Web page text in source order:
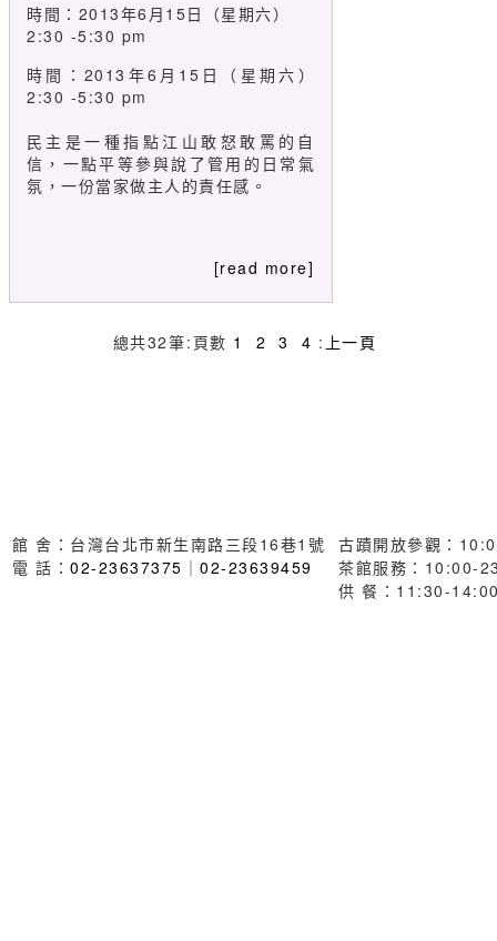
時間：2013年6月15日（星期六）
2:30 -5:30 pm
時間：2013年6月15日（星期六）
2:30 -5:30 pm
民主是一種指點江山敢怒敢罵的自
信，一點平等參與說了管用的日常氣
氛，一份當家做主人的責任感。
[read more]
總共32筆: 頁數 1 2 3 4 : 上一頁
館 舍：台灣台北市新生南路三段16巷1號
電 話： 02-23637375 ｜ 02-23639459
古蹟開放參觀：
茶館服務：10:00-
供 餐：11:30-